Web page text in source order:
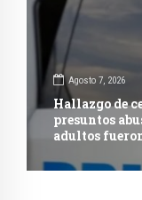
Agosto 7, 2026
Hallazgo de
presuntos
adultos